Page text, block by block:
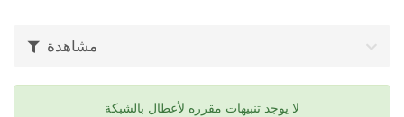
مشاهدة
لا يوجد تنبيهات مقرره لأعطال بالشبكة